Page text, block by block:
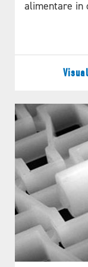
Color
Product
Pitch
Link Thickness
Open Area
Drive Method
Surface Area
alimentare in